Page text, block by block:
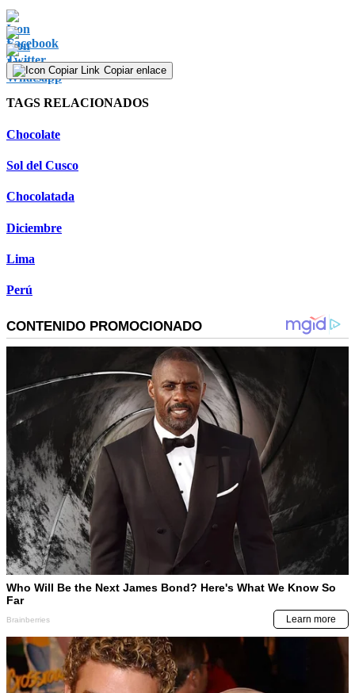
Copiar enlace
TAGS RELACIONADOS
Chocolate
Sol del Cusco
Chocolatada
Diciembre
Lima
Perú